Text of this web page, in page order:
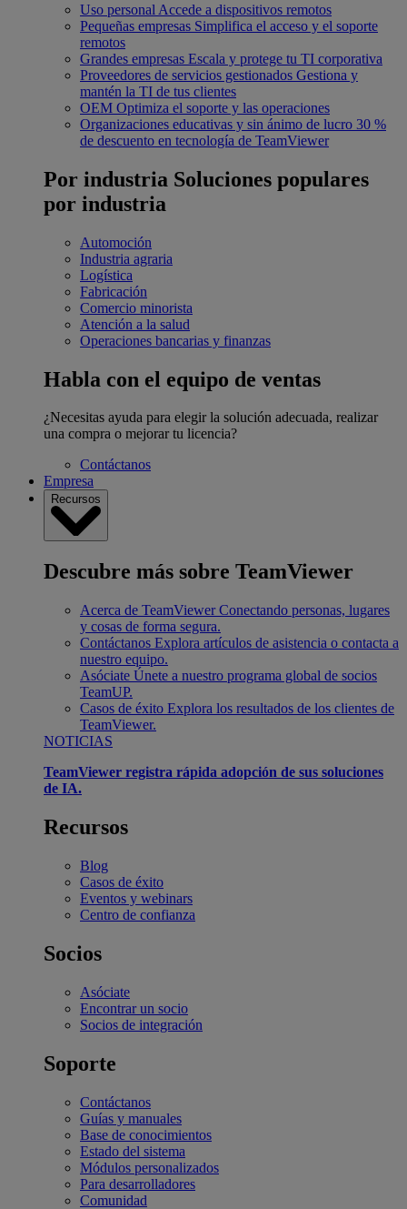
Uso personal Accede a dispositivos remotos
Pequeñas empresas Simplifica el acceso y el soporte
remotos
Grandes empresas Escala y protege tu TI corporativa
Proveedores de servicios gestionados Gestiona y
mantén la TI de tus clientes
OEM Optimiza el soporte y las operaciones
Organizaciones educativas y sin ánimo de lucro 30 %
de descuento en tecnología de TeamViewer
Por industria Soluciones populares
por industria
Automoción
Industria agraria
Logística
Fabricación
Comercio minorista
Atención a la salud
Operaciones bancarias y finanzas
Habla con el equipo de ventas
¿Necesitas ayuda para elegir la solución adecuada, realizar
una compra o mejorar tu licencia?
Contáctanos
Empresa
Recursos
Descubre más sobre TeamViewer
Acerca de TeamViewer Conectando personas, lugares
y cosas de forma segura.
Contáctanos Explora artículos de asistencia o contacta a
nuestro equipo.
Asóciate Únete a nuestro programa global de socios
TeamUP.
Casos de éxito Explora los resultados de los clientes de
TeamViewer.
NOTICIAS
TeamViewer registra rápida adopción de sus soluciones
de IA.
Recursos
Blog
Casos de éxito
Eventos y webinars
Centro de confianza
Socios
Asóciate
Encontrar un socio
Socios de integración
Soporte
Contáctanos
Guías y manuales
Base de conocimientos
Estado del sistema
Módulos personalizados
Para desarrolladores
Comunidad